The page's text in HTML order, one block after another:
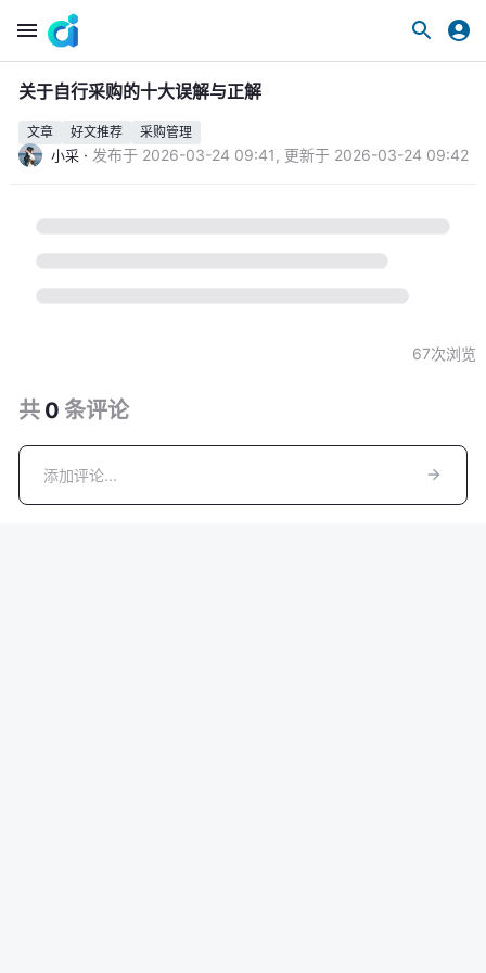
关于自行采购的十大误解与正解
文章 好文推荐 采购管理
小采 · 发布于 2026-03-24 09:41 , 更新于 2026-03-24 09:42
67次浏览
共 0 条评论